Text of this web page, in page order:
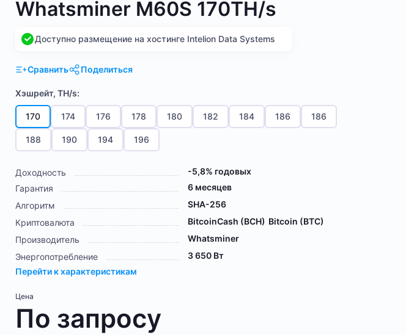
Whatsminer M60S 170TH/s
Доступно размещение на хостинге Intelion Data Systems
Сравнить Поделиться
Хэшрейт, TH/s:
170 174 176 178 180 182 184 186 186
188 190 194 196
Доходность
-5,8% годовых
Гарантия
6 месяцев
Алгоритм
SHA-256
Криптовалюта
BitcoinCash (BCH) Bitcoin (BTC)
Производитель
Whatsminer
Энергопотребление
3 650 Вт
Перейти к характеристикам
Цена
По запросу